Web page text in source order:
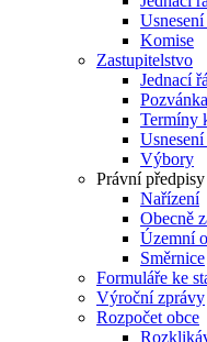
Komise
Zastupitelstvo
Jednací
Termíny
Výbory
Právní
Nařízení
Obecně
Územní
Směrnice
Formuláře ke
Výroční zprávy
Rozpočet obce